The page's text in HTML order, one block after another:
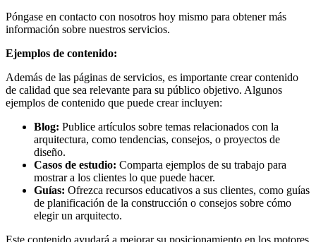
Póngase en contacto con nosotros hoy mismo para obtener más
información sobre nuestros servicios.
Ejemplos de contenido:
Además de las páginas de servicios, es importante crear contenido
de calidad que sea relevante para su público objetivo. Algunos
ejemplos de contenido que puede crear incluyen:
Blog: Publice artículos sobre temas relacionados con la
arquitectura, como tendencias, consejos, o proyectos de
diseño.
Casos de estudio: Comparta ejemplos de su trabajo para
mostrar a los clientes lo que puede hacer.
Guías: Ofrezca recursos educativos a sus clientes, como guías
de planificación de la construcción o consejos sobre cómo
elegir un arquitecto.
Este contenido ayudará a mejorar su posicionamiento en los motores